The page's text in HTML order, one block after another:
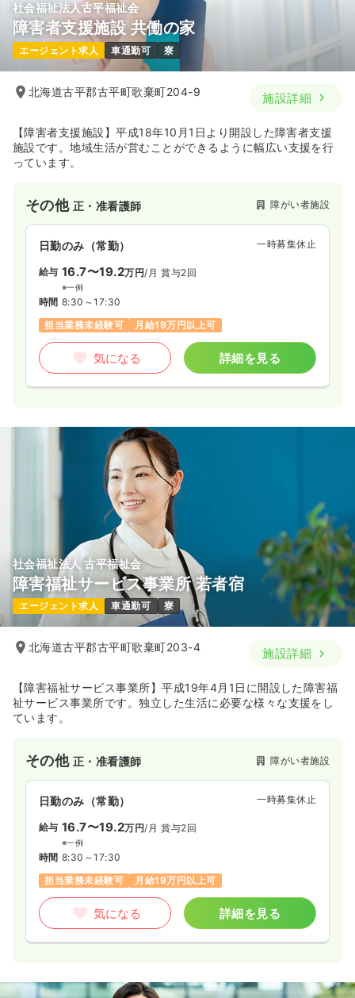
社会福祉法人古平福祉会
障害者支援施設 共働の家
エージェント求人 車通勤可 寮
北海道古平郡古平町歌棄町204-9 施設詳細
【障害者支援施設】平成18年10月1日より開設した障害者支援
施設です。地域生活が営むことができるように幅広い支援を行
っています。
その他 正・准看護師 障がい者施設
日勤のみ（常勤） 一時募集休止
給与 16.7〜19.2万円/月 賞与2回
※一例
時間 8:30～17:30
担当業務未経験可
月給19万円以上可
気になる 詳細を見る
社会福祉法人 古平福祉会
障害福祉サービス事業所 若者宿
エージェント求人 車通勤可 寮
北海道古平郡古平町歌棄町203-4 施設詳細
【障害福祉サービス事業所】平成19年4月1日に開設した障害福
祉サービス事業所です。独立した生活に必要な様々な支援をし
ています。
その他 正・准看護師 障がい者施設
日勤のみ（常勤） 一時募集休止
給与 16.7〜19.2万円/月 賞与2回
※一例
時間 8:30～17:30
担当業務未経験可
月給19万円以上可
気になる 詳細を見る